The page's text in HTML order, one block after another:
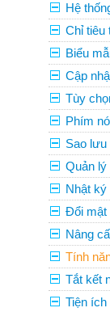
Hệ
Chỉ tiêu
Biểu
Cập
Tùy
Phím
Sao
Quản lý
Nhật ký
Đổi mật
Nâng
Tính
Tắt kết
Tiện ích